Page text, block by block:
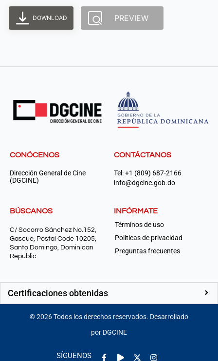
DOWNLOAD PREVIEW
CONÓCENOS
Dirección General de Cine
(DGCINE)
CONTÁCTANOS
Tel: +1 (809) 687-2166
info@dgcine.gob.do
BÚSCANOS
C/ Socorro Sánchez No.152,
Gascue, Postal Code 10205,
Santo Domingo, Dominican
Republic
INFÓRMATE
Términos de uso
Políticas de privacidad
Preguntas frecuentes
Certificaciones obtenidas
©2026Todos los derechos reservados. Desarrollado
por DGCINE
SÍGUENOS
Facebook-
Play Instagram